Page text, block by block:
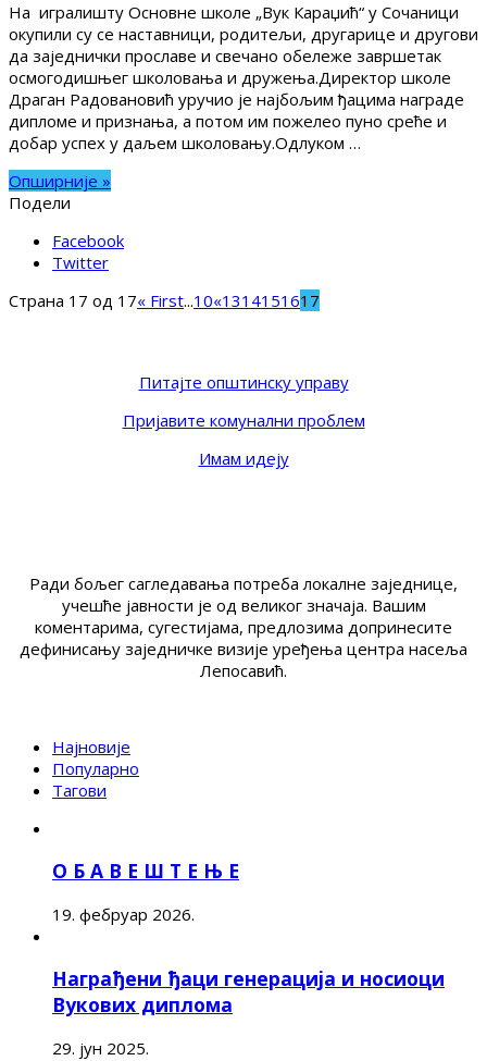
На игралишту Основне школе „Вук Караџић“ у Сочаници
окупили су се наставници, родитељи, другарице и другови
да заједнички прославе и свечано обележе завршетак
осмогодишњег школовања и дружења.Директор школе
Драган Радовановић уручио је најбољим ђацима награде
дипломе и признања, а потом им пожелео пуно среће и
добар успех у даљем школовању.Одлуком …
Опширније »
Подели
Facebook
Twitter
Страна 17 од 17« First...10«1314151617
Питајте општинску управу
Пријавите комунални проблем
Имам идеју
Ради бољег сагледавања потреба локалне заједнице,
учешће јавности је од великог значаја. Вашим
коментарима, сугестијама, предлозима допринесите
дефинисању заједничке визије уређења центра насеља
Лепосавић.
Најновије
Популарно
Тагови
О Б А В Е Ш Т Е Њ Е
19. фебруар 2026.
Награђени ђаци генерација и носиоци
Вукових диплома
29. јун 2025.